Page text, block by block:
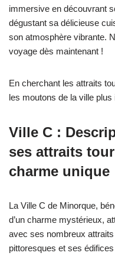
immersive en découvrant
dégustant sa délicieuse
son atmosphère vibrante.
voyage dès maintenant !
En cherchant les attraits
les moutons de la ville
Ville C :
ses attraits
charme unique
La Ville C de Minorque,
d’un charme mystérieux,
avec ses nombreux
pittoresques et ses